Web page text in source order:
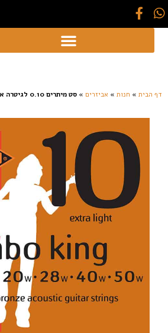
דף הבית » חנות » אביזרים » סט מיתרים 0.10 לגיטרה אקוסטית ROTOSOUND JK10